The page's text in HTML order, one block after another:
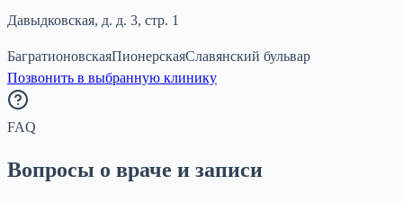
Давыдковская, д. д. 3, стр. 1
БагратионовскаяПионерскаяСлавянский бульвар
Позвонить в выбранную клинику
FAQ
Вопросы о враче и записи